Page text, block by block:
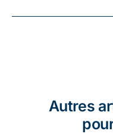
Autres